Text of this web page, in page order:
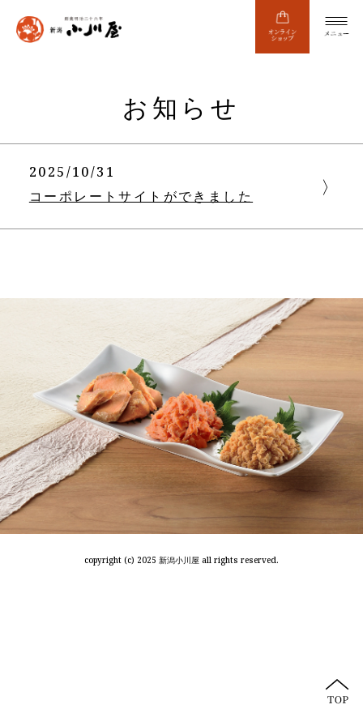
お知らせ
2025/10/31
コーポレートサイトができました
copyright (c) 2025 新潟小川屋 all rights reserved.